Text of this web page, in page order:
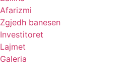
Afarizmi
Zgjedh banesen
Investitoret
Lajmet
Galeria